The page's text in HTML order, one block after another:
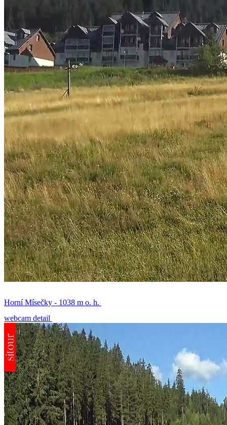
Horní Mísečky - 1038 m o. h.
webcam detail